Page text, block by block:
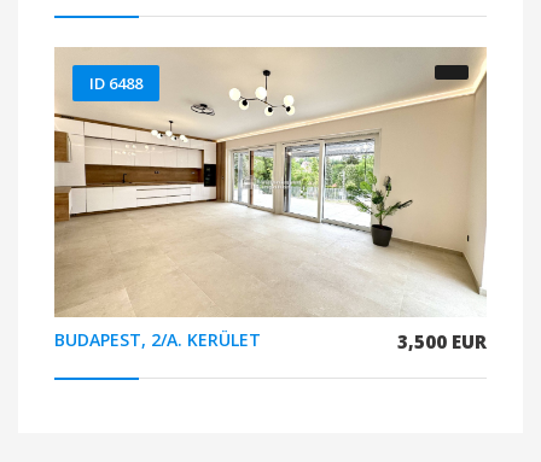
BUDAPEST, 2/A. KERÜLET 3,500 EUR
ID 6488